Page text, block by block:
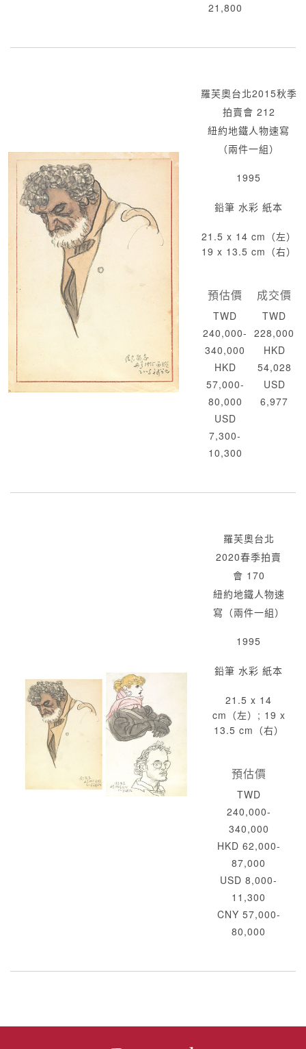
21,800
羅芙奧台北2015秋季
拍賣會 212
紐約地鐵人物速寫
（兩件一組）
1995
鉛筆 水彩 紙本
21.5 x 14 cm（左）
19 x 13.5 cm（右）
預估價
TWD
240,000-
340,000
HKD
57,000-
80,000
USD
7,300-
10,300
成交價
TWD
228,000
HKD
54,028
USD
6,977
羅芙奧台北
2020春季拍賣
會 170
紐約地鐵人物速
寫（兩件一組）
1995
鉛筆 水彩 紙本
21.5 x 14
cm（左）; 19 x
13.5 cm（右）
預估價
TWD
240,000-
340,000
HKD 62,000-
87,000
USD 8,000-
11,300
CNY 57,000-
80,000